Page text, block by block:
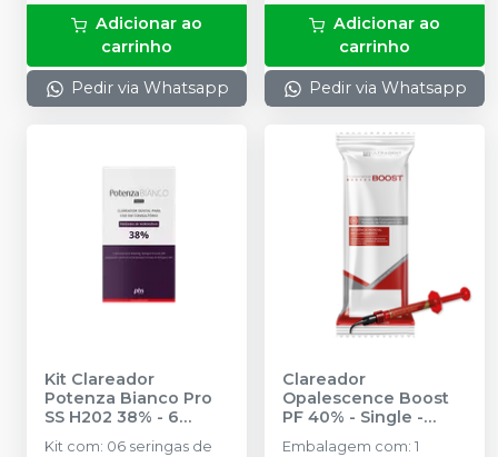
para preparo do gel e 1
Top Dam com 2g.
Adicionar ao
carrinho
Pedir via Whatsapp
Adicionar ao
carrinho
Pedir via Whatsapp
Kit Clareador
Potenza Bianco Pro
SS H202 38% - 6
Seringas
PHS
Kit com: 06 seringas de
Clareador
Opalescence Boost
PF 40% - Single -
ULTRADENT
Embalagem com: 1